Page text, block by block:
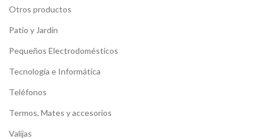
Otros productos
Patio y Jardín
Pequeños Electrodomésticos
Tecnología e Informática
Teléfonos
Termos, Mates y accesorios
Valijas